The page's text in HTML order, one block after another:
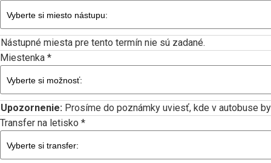
Nástupné miesta pre tento termín nie sú zadané.
Miestenka *
Upozornenie: Prosíme do poznámky uviesť, kde v autobuse
Transfer na letisko *